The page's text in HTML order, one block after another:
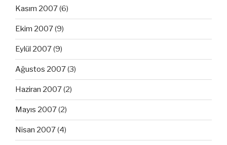
Kasım 2007(6)
Ekim 2007(9)
Eylül 2007(9)
Ağustos 2007(3)
Haziran 2007(2)
Mayıs 2007(2)
Nisan 2007(4)